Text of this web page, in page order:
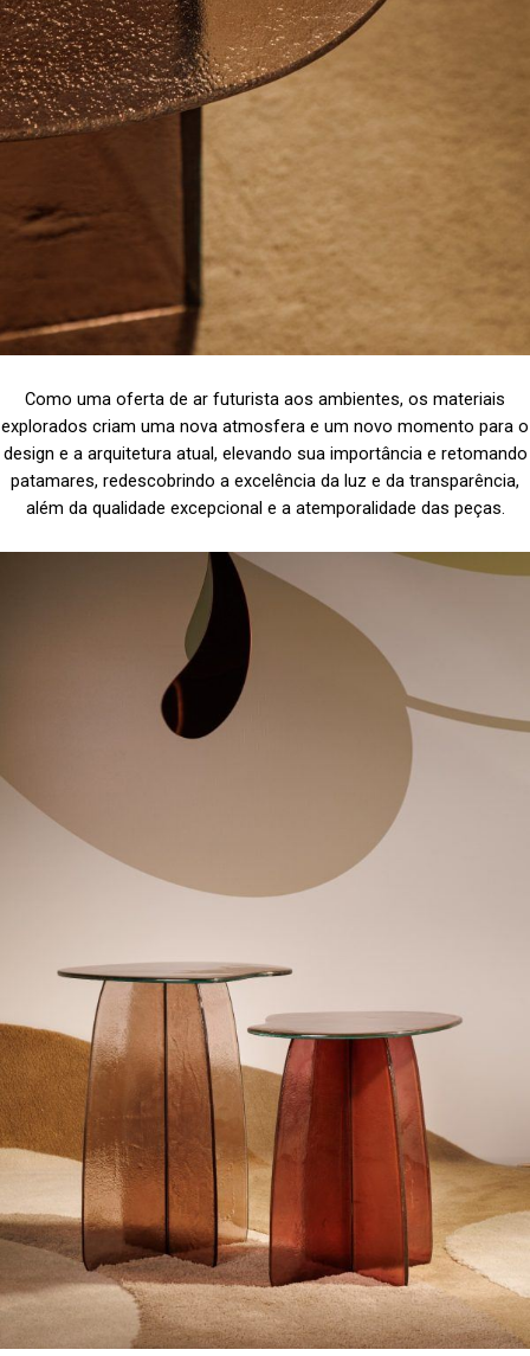
Como uma oferta de ar futurista aos ambientes, os materiais
explorados criam uma nova atmosfera e um novo momento para o
design e a arquitetura atual, elevando sua importância e retomando
patamares, redescobrindo a excelência da luz e da transparência,
além da qualidade excepcional e a atemporalidade das peças.